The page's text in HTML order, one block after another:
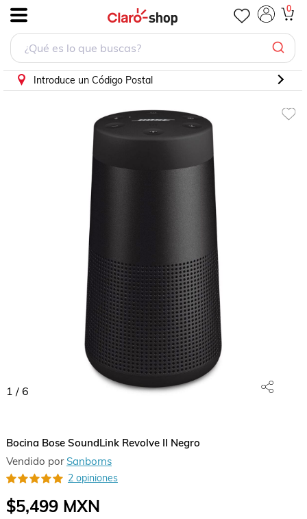
0
Introduce un Código Postal
1 / 6
Bocina Bose SoundLink Revolve II Negro
Vendido por Sanborns
2 opiniones
$5,499MXN